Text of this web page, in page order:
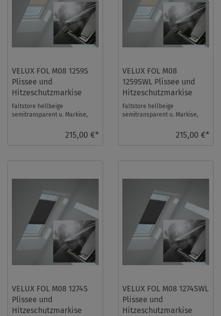
VELUX FOL M08 1259S
Plissee und
Hitzeschutzmarkise
Faltstore hellbeige
semitransparent u. Markise,
Schienenfarbe: Silber. Das Velu
215,00 €*
VELUX FOL M08
1259SWL Plissee und
Hitzeschutzmarkise
Faltstore hellbeige
semitransparent u. Markise,
Schienenfarbe: Weiß. Das Velux
215,00 €*
VELUX FOL M08 1274S
Plissee und
Hitzeschutzmarkise
VELUX FOL M08 1274SWL
Plissee und
Hitzeschutzmarkise